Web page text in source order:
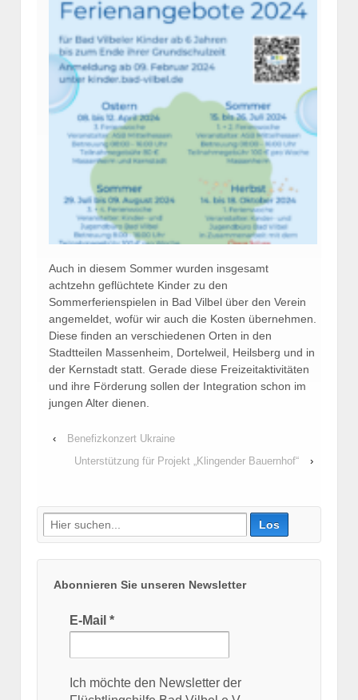
Auch in diesem Sommer wurden insgesamt
achtzehn geflüchtete Kinder zu den
Sommerferienspielen in Bad Vilbel über den Verein
angemeldet, wofür wir auch die Kosten übernehmen.
Diese finden an verschiedenen Orten in den
Stadtteilen Massenheim, Dortelweil, Heilsberg und in
der Kernstadt statt. Gerade diese Freizeitaktivitäten
und ihre Förderung sollen der Integration schon im
jungen Alter dienen.
‹
Benefizkonzert Ukraine
Unterstützung für Projekt „Klingender Bauernhof“
›
Suche
nach:
Abonnieren Sie unseren Newsletter
E-Mail *
Ich möchte den Newsletter der